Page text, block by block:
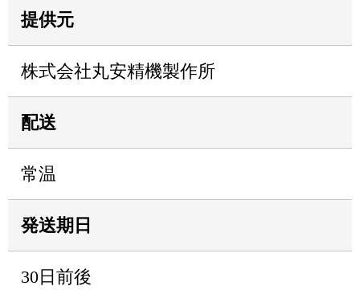
提供元
株式会社丸安精機製作所
配送
常温
発送期日
30日前後